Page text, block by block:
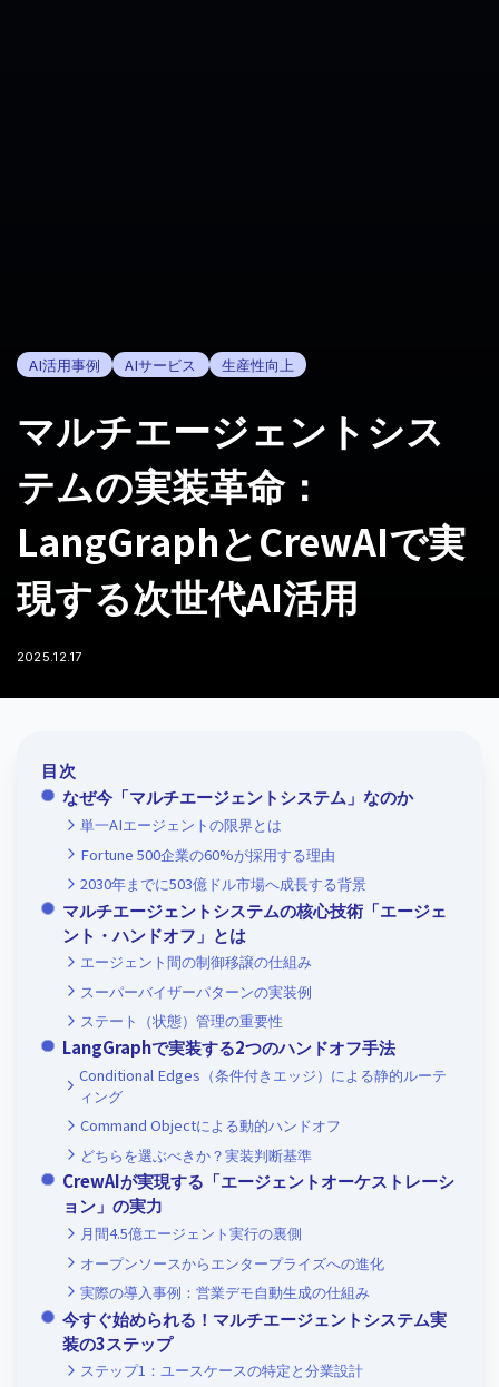
AI活用事例 AIサービス 生産性向上
マルチエージェントシス
テムの実装革命：
LangGraphとCrewAIで実
現する次世代AI活用
2025.12.17
目次
なぜ今「マルチエージェントシステム」なのか
単一AIエージェントの限界とは
Fortune 500企業の60%が採用する理由
2030年までに503億ドル市場へ成長する背景
マルチエージェントシステムの核心技術「エージェ
ント・ハンドオフ」とは
エージェント間の制御移譲の仕組み
スーパーバイザーパターンの実装例
ステート（状態）管理の重要性
LangGraphで実装する2つのハンドオフ手法
Conditional Edges（条件付きエッジ）による静的ルーテ
ィング
Command Objectによる動的ハンドオフ
どちらを選ぶべきか？実装判断基準
CrewAIが実現する「エージェントオーケストレーシ
ョン」の実力
月間4.5億エージェント実行の裏側
オープンソースからエンタープライズへの進化
実際の導入事例：営業デモ自動生成の仕組み
今すぐ始められる！マルチエージェントシステム実
装の3ステップ
ステップ1：ユースケースの特定と分業設計